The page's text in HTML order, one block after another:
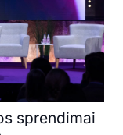
sprendimai